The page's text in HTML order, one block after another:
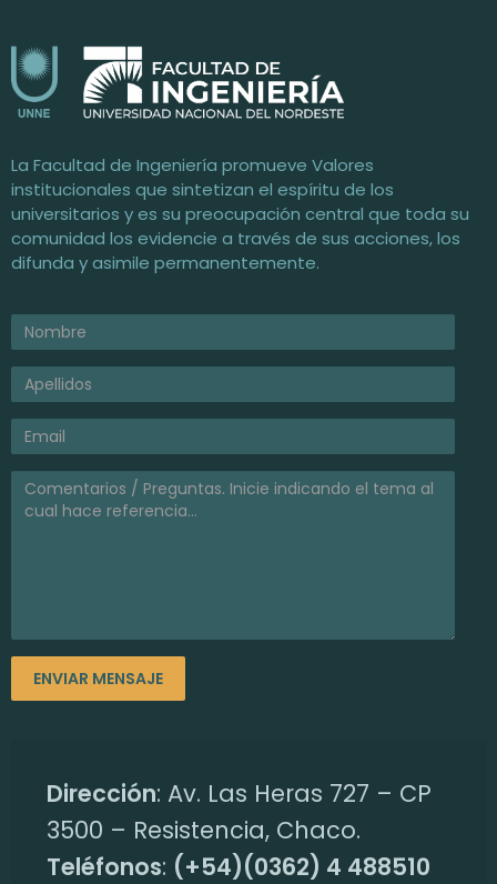
a
i
ó
n
A
p
l
a
d
s
La Facultad de Ingeniería promueve Valores
institucionales que sintetizan el espíritu de los
universitarios y es su preocupación central que toda su
comunidad los evidencie a través de sus acciones, los
difunda y asimile permanentemente.
Dirección: Av. Las Heras 727 – CP
3500 – Resistencia, Chaco.
Teléfonos: (+54)(0362) 4 488510